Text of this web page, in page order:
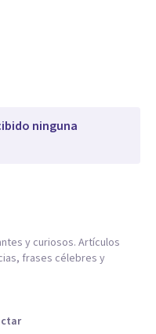
ninguna
y curiosos. Artículos
frases célebres y